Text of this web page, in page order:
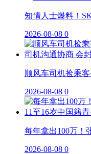
知情人士爆料！
2026-08-08 0
顺风车司机捡乘
2026-08-08 0
每年拿出100万！
2026-08-08 0